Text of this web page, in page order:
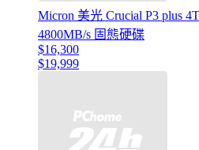
Micron 美光 Crucial P3 plus
4800MB/s 固態硬碟
$16,300
$19,999